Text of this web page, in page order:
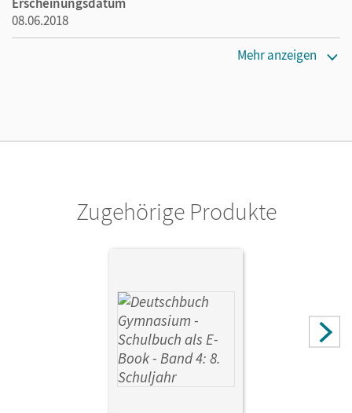
08.06.2018
Mielke, Angela; Rusnok, Toka-Lena; Grunow, Cordula; Mohr,
Bianca; Fischer, Christoph; Fingerhut, Armin; Fischer,
Beatrix; Bordelais, Nicole
Mehr anzeigen
Zugehörige Produkte